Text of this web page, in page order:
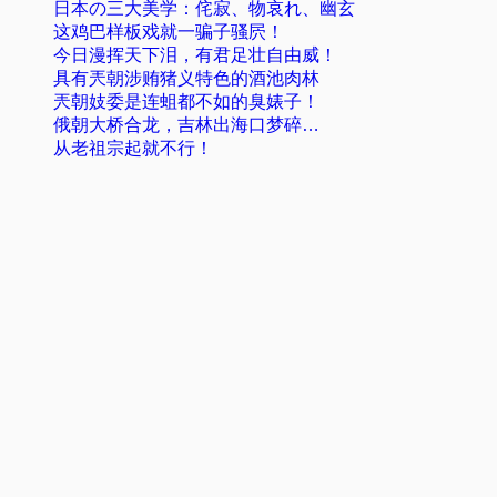
日本の三大美学：侘寂、物哀れ、幽玄
这鸡巴样板戏就一骗子骚屄！
今日漫挥天下泪，有君足壮自由威！
具有兲朝涉贿猪义特色的酒池肉林
兲朝妓委是连蛆都不如的臭婊子！
俄朝大桥合龙，吉林出海口梦碎…
从老祖宗起就不行！